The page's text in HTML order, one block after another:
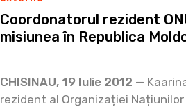
Coordonatorul rezident
misiunea în Republica
CHISINAU, 19 Iulie 2012 —
rezident al Organizației